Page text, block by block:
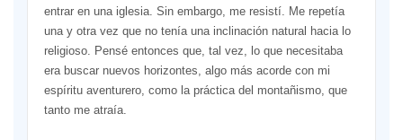
entrar en una iglesia. Sin embargo, me resistí. Me repetía
una y otra vez que no tenía una inclinación natural hacia lo
religioso. Pensé entonces que, tal vez, lo que necesitaba
era buscar nuevos horizontes, algo más acorde con mi
espíritu aventurero, como la práctica del montañismo, que
tanto me atraía.